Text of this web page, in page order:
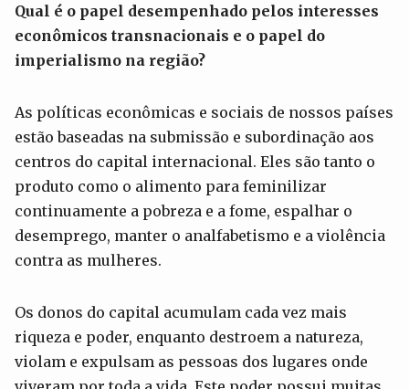
Qual é o papel desempenhado pelos interesses
econômicos transnacionais e o papel do
imperialismo na região?
As políticas econômicas e sociais de nossos países
estão baseadas na submissão e subordinação aos
centros do capital internacional. Eles são tanto o
produto como o alimento para feminilizar
continuamente a pobreza e a fome, espalhar o
desemprego, manter o analfabetismo e a violência
contra as mulheres.
Os donos do capital acumulam cada vez mais
riqueza e poder, enquanto destroem a natureza,
violam e expulsam as pessoas dos lugares onde